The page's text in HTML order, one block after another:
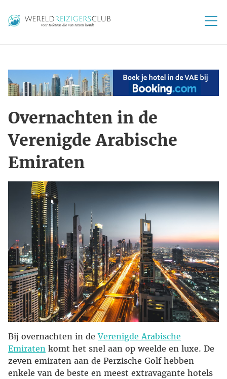
Overnachten in de
Verenigde Arabische
Emiraten
Bij overnachten in deVerenigde Arabische
Emiraten komt het snel aan op weelde en luxe. De
zeven emiraten aan de Perzische Golf hebben
enkele van de beste en meest extravagante hotels